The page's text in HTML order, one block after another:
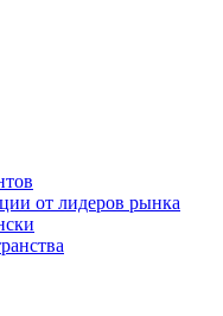
от лидеров рынка